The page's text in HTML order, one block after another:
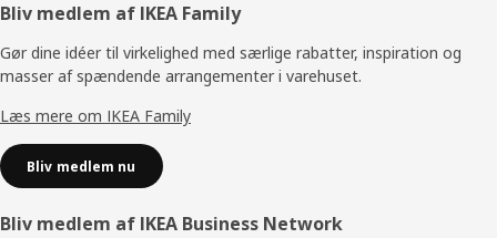
Footer
Bliv medlem af IKEA Family
Gør dine idéer til virkelighed med særlige rabatter, inspiration og
masser af spændende arrangementer i varehuset.
Læs mere om IKEA Family
Bliv medlem nu
Bliv medlem af IKEA Business Network